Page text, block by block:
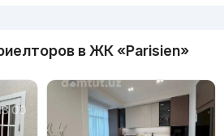
/м² в ЖК «Parisien»